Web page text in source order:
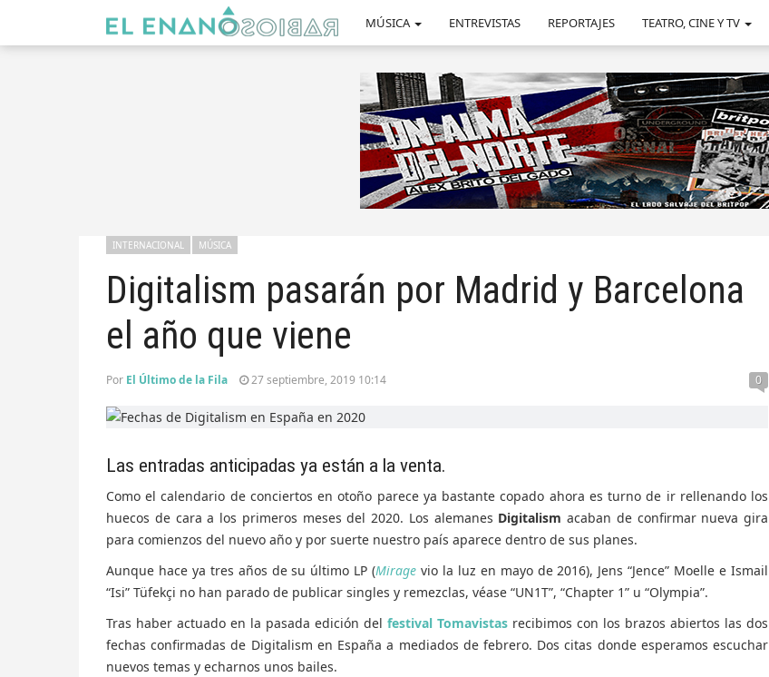
MÚSICA ENTREVISTAS REPORTAJES TEATRO, CINE Y TV
Digitalism pasarán por Madrid y Barcelona
el año que viene
INTERNACIONAL MÚSICA
Por El Último de la Fila 27 septiembre, 2019 10:14 0
Las entradas anticipadas ya están a la venta.
Como el calendario de conciertos en otoño parece ya bastante copado ahora es turno de ir rellenando los
huecos de cara a los primeros meses del 2020. Los alemanes Digitalism acaban de confirmar nueva gira
para comienzos del nuevo año y por suerte nuestro país aparece dentro de sus planes.
Aunque hace ya tres años de su último LP (Mirage vio la luz en mayo de 2016), Jens “Jence” Moelle e Ismail
“Isi” Tüfekçi no han parado de publicar singles y remezclas, véase “UN1T”, “Chapter 1” u “Olympia”.
Tras haber actuado en la pasada edición del festival Tomavistas recibimos con los brazos abiertos las dos
fechas confirmadas de Digitalism en España a mediados de febrero. Dos citas donde esperamos escuchar
nuevos temas y echarnos unos bailes.